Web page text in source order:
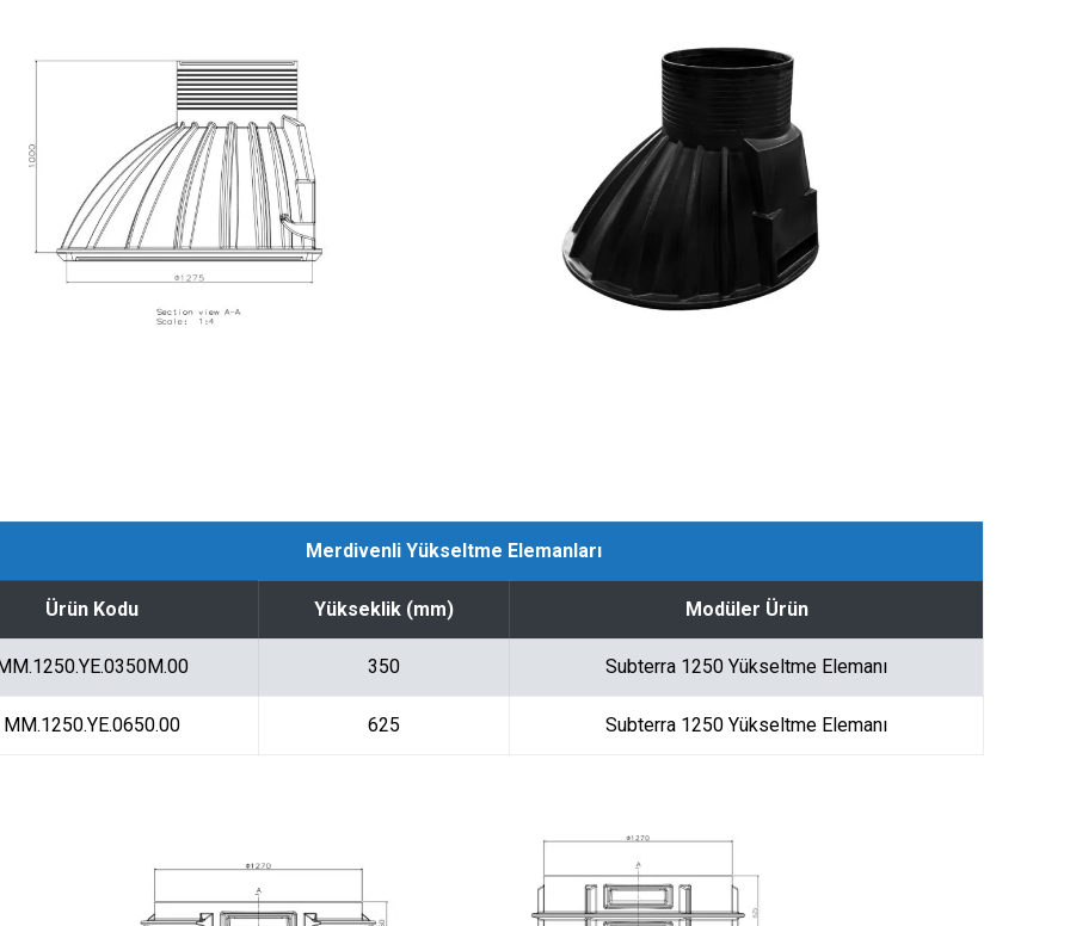
Merdivenli Yükseltme Elemanları
Ürün Kodu Yükseklik (mm) Modüler Ürün
350 Subterra 1250 Yükseltme Elemanı
MM.1250.YE.0650.00 625 Subterra 1250 Yükseltme Elemanı